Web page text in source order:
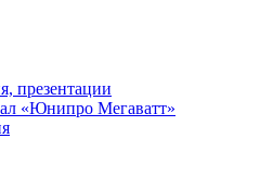
презентации
«Юнипро Мегаватт»